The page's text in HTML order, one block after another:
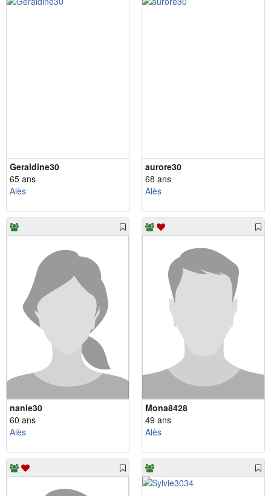
Geraldine30
65 ans
Alès
aurore30
68 ans
Alès
nanie30
60 ans
Alès
Mona8428
49 ans
Alès